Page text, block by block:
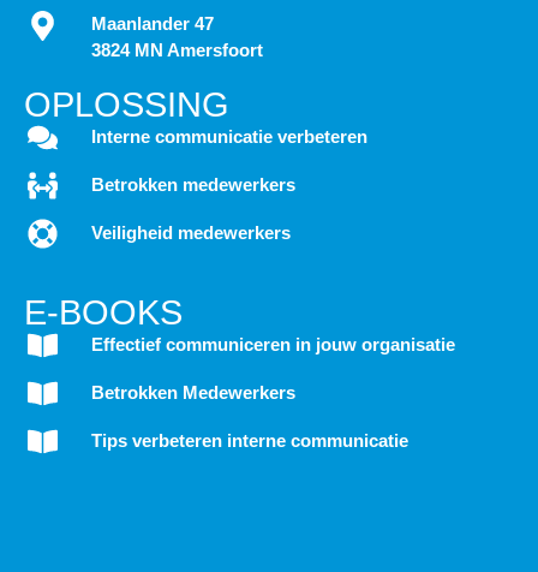
Maanlander 47
3824 MN Amersfoort
OPLOSSING
Interne communicatie verbeteren
Betrokken medewerkers
Veiligheid medewerkers
E-BOOKS
Effectief communiceren in jouw organisatie
Betrokken Medewerkers
Tips verbeteren interne communicatie